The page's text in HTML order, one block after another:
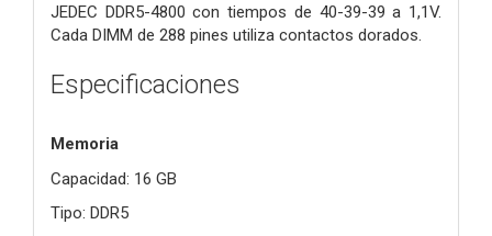
JEDEC DDR5-4800 con tiempos de 40-39-39 a 1,1V.
Cada DIMM de 288 pines utiliza contactos dorados.
Especificaciones
Memoria
Capacidad: 16 GB
Tipo: DDR5